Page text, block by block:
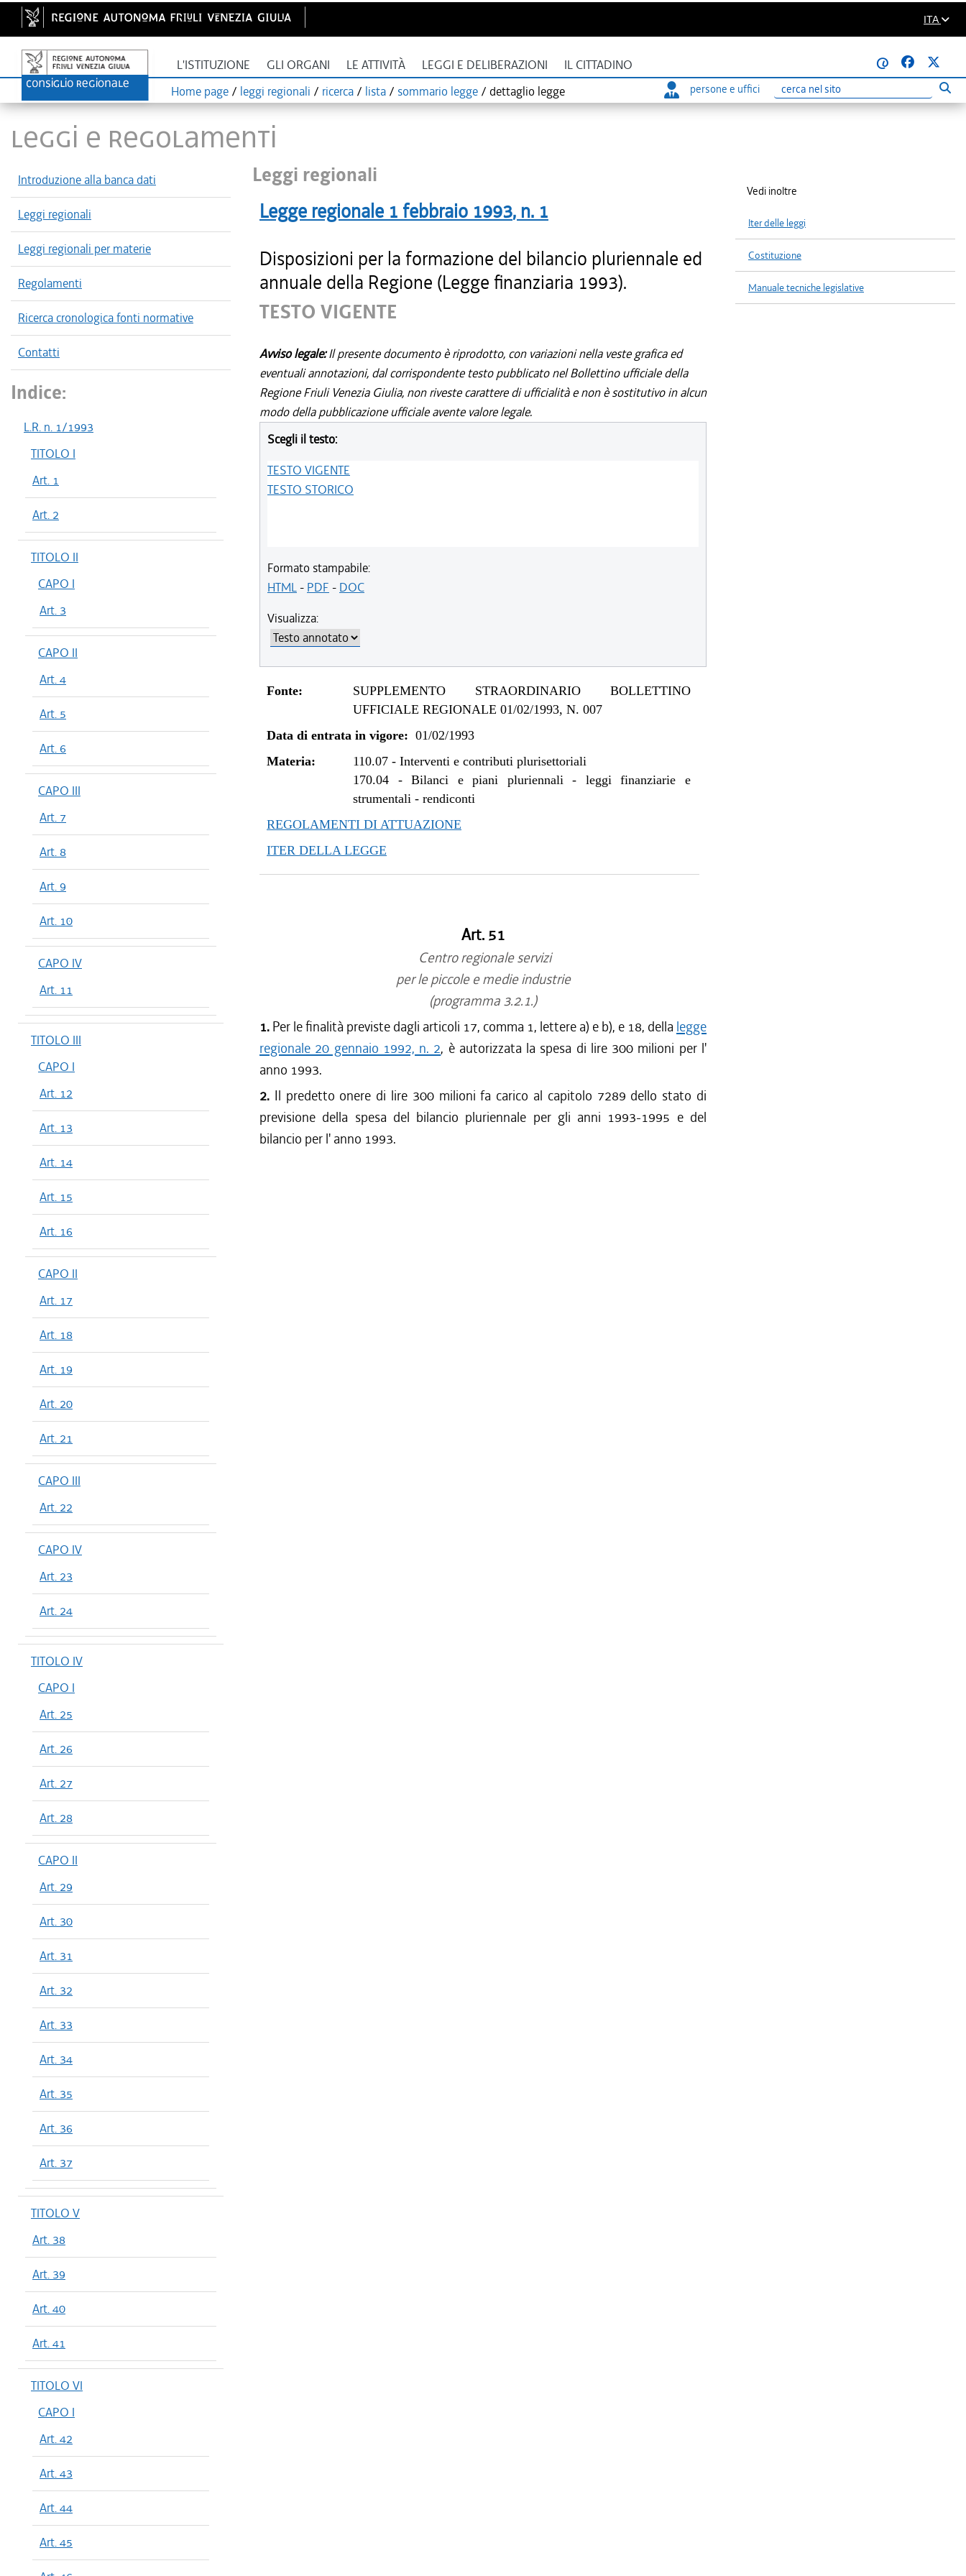
ITA
L'ISTITUZIONE GLI ORGANI LE ATTIVITÀ LEGGI E DELIBERAZIONI IL CITTADINO
@
Home page / leggi regionali / ricerca / lista / sommario legge / dettaglio legge persone e uffici
Ricerca
LEGGI E REGOLAMENTI
Introduzione alla banca dati
Leggi regionali
Leggi regionali per materie
Regolamenti
Ricerca cronologica fonti normative
Contatti
Indice:
L.R. n. 1/1993
TITOLO I
Art. 1
Art. 2
TITOLO II
CAPO I
Art. 3
CAPO II
Art. 4
Art. 5
Art. 6
CAPO III
Art. 7
Art. 8
Art. 9
Art. 10
CAPO IV
Art. 11
TITOLO III
CAPO I
Art. 12
Art. 13
Art. 14
Art. 15
Art. 16
CAPO II
Art. 17
Art. 18
Art. 19
Art. 20
Art. 21
CAPO III
Art. 22
CAPO IV
Art. 23
Art. 24
TITOLO IV
CAPO I
Art. 25
Art. 26
Art. 27
Art. 28
CAPO II
Art. 29
Art. 30
Art. 31
Art. 32
Art. 33
Art. 34
Art. 35
Art. 36
Art. 37
TITOLO V
Art. 38
Art. 39
Art. 40
Art. 41
TITOLO VI
CAPO I
Art. 42
Art. 43
Art. 44
Art. 45
Leggi regionali
Legge regionale 1 febbraio 1993, n. 1
Disposizioni per la formazione del bilancio pluriennale ed
annuale della Regione (Legge finanziaria 1993).
TESTO VIGENTE
Avviso legale:Il presente documento è riprodotto, con variazioni nella veste grafica ed
eventuali annotazioni, dal corrispondente testo pubblicato nel Bollettino ufficiale della
Regione Friuli Venezia Giulia, non riveste carattere di ufficialità e non è sostitutivo in alcun
modo della pubblicazione ufficiale avente valore legale.
Scegli il testo:
TESTO VIGENTE
TESTO STORICO
Formato stampabile:
HTML- PDF - DOC
Visualizza:
Fonte:
SUPPLEMENTO STRAORDINARIO BOLLETTINO
UFFICIALE REGIONALE 01/02/1993, N. 007
Data di entrata in vigore: 01/02/1993
Materia:
110.07 -Interventi e contributi plurisettoriali
170.04 -Bilanci e piani pluriennali - leggi finanziarie e
strumentali - rendiconti
REGOLAMENTI DI ATTUAZIONE
ITER DELLA LEGGE
Art. 51
Centro regionale servizi
per le piccole e medie industrie
(programma 3.2.1.)
1. Per le finalità previste dagli articoli 17, comma 1, lettere a) e b), e 18, della legge
regionale 20 gennaio 1992, n. 2, è autorizzata la spesa di lire 300 milioni per l'
anno 1993.
2. Il predetto onere di lire 300 milioni fa carico al capitolo 7289 dello stato di
previsione della spesa del bilancio pluriennale per gli anni 1993-1995 e del
bilancio per l' anno 1993.
Vedi inoltre
Iter delle leggi
Costituzione
Manuale tecniche legislative